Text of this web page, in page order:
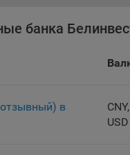
9.3.
банка
в
USD